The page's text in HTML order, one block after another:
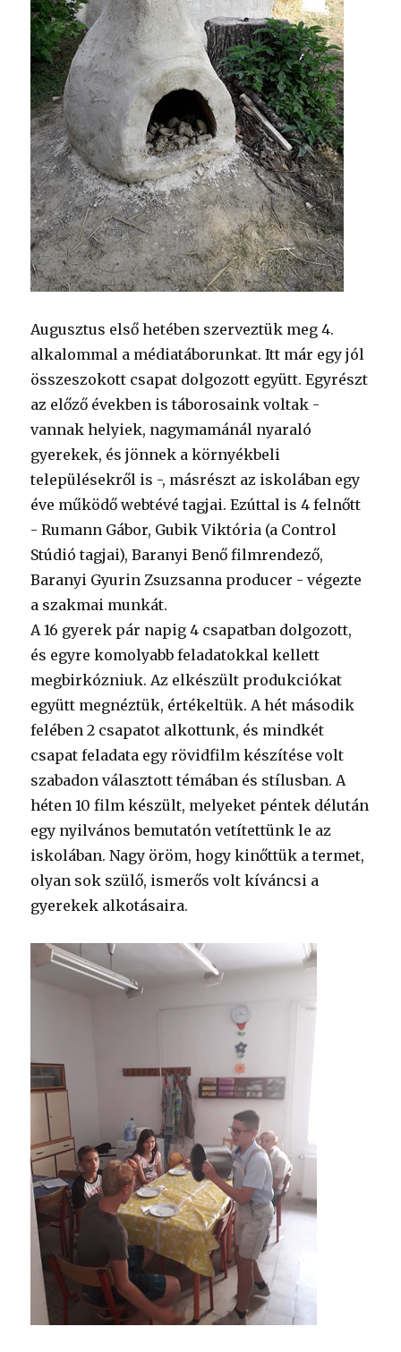
Augusztus első hetében szerveztük meg 4.
alkalommal a médiatáborunkat. Itt már egy jól
összeszokott csapat dolgozott együtt. Egyrészt
az előző években is táborosaink voltak -
vannak helyiek, nagymamánál nyaraló
gyerekek, és jönnek a környékbeli
településekről is -, másrészt az iskolában egy
éve működő webtévé tagjai. Ezúttal is 4 felnőtt
- Rumann Gábor, Gubik Viktória (a Control
Stúdió tagjai), Baranyi Benő filmrendező,
Baranyi Gyurin Zsuzsanna producer - végezte
a szakmai munkát.
A 16 gyerek pár napig 4 csapatban dolgozott,
és egyre komolyabb feladatokkal kellett
megbirkózniuk. Az elkészült produkciókat
együtt megnéztük, értékeltük. A hét második
felében 2 csapatot alkottunk, és mindkét
csapat feladata egy rövidfilm készítése volt
szabadon választott témában és stílusban. A
héten 10 film készült, melyeket péntek délután
egy nyilvános bemutatón vetítettünk le az
iskolában. Nagy öröm, hogy kinőttük a termet,
olyan sok szülő, ismerős volt kíváncsi a
gyerekek alkotásaira.